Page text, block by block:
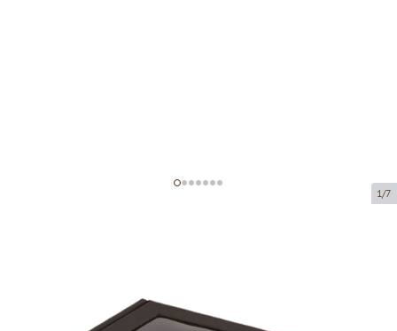
1/7
Product code:KLM47